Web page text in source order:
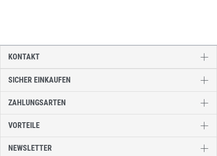
SICHER EINKAUFEN
ZAHLUNGSARTEN
VORTEILE
NEWSLETTER
KONTAKT